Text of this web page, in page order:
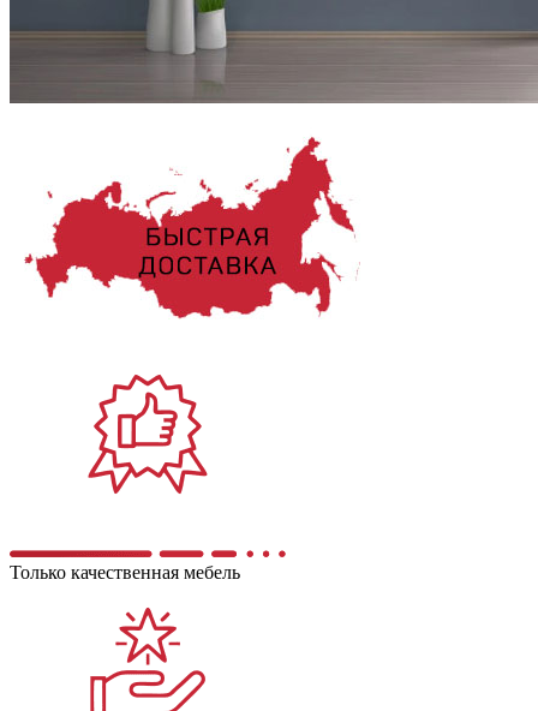
Только качественная мебель